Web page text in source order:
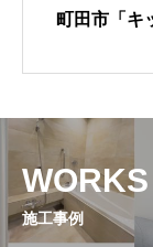
町田市「キ
WORKS
施工事例